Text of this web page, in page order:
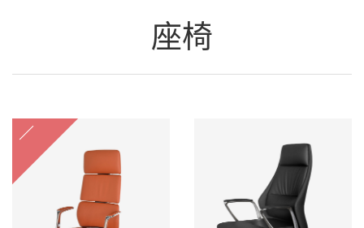
座椅